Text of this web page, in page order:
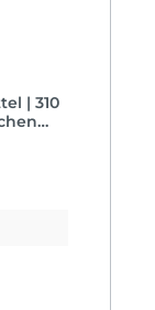
| 310